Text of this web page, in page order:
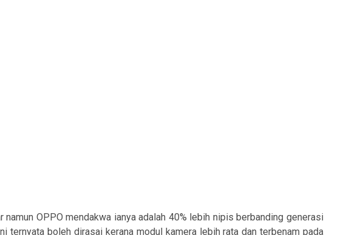
OPPO mendakwa ianya adalah 40% lebih nipis berbanding generasi
boleh dirasai kerana modul kamera lebih rata dan terbenam pada